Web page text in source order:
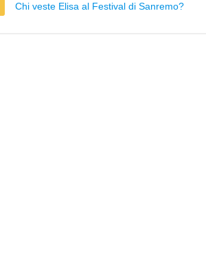
Chi veste Elisa al Festival di Sanremo?